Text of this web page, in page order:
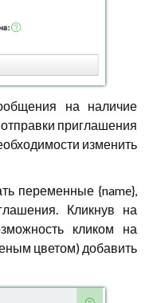
на наличие
приглашения
изменить
переменные {name},
Кликнув на
кликом на
цветом) добавить